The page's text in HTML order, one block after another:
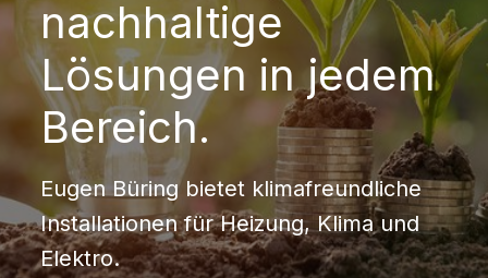
nachhaltige
Lösungen in jedem
Bereich.
Eugen Büring bietet klimafreundliche
Installationen für Heizung, Klima und
Elektro.